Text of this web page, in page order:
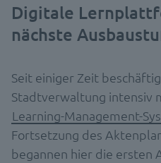
Digitale
nächste
Seit einiger Zeit
Stadtverwaltung intensiv
Learning-Management-
Fortsetzung des
begannen hier die ersten